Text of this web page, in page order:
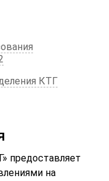
КТГ
предоставляет
на